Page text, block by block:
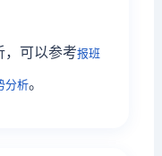
，可以参考报班
分析。